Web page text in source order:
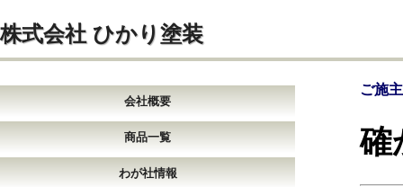
株式会社 ひかり塗装
会社概要
商品一覧
わが社情報
ご施
確